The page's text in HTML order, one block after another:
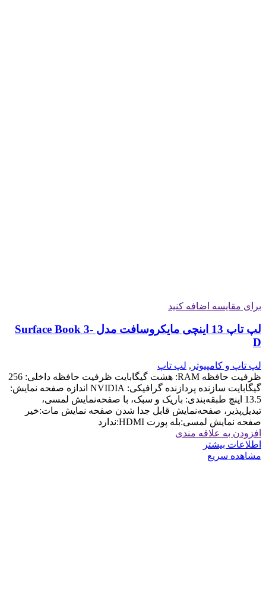
برای مقایسه اضافه کنید
لپ تاپ 13 اینچی مایکروسافت مدل Surface Book 3-
D
لپ تاپ و کامپیوتر , لپ تاپ
ظرفیت حافظه RAM: هشت گیگابایت ظرفیت حافظه داخلی: 256
گیگابایت سازنده پردازنده گرافیکی: NVIDIA اندازه صفحه نمایش:
13.5 اینچ طبقه‌بندی: باریک و سبک، با صفحه‌نمایش لمسی،
تبدیل‌پذیر، صفحه‌نمایش قابل جدا شدن صفحه نمایش مات:خیر
صفحه نمایش لمسی:بله پورت HDMI:ندارد
افزودن به علاقه مندی
اطلاعات بیشتر
مشاهده سریع